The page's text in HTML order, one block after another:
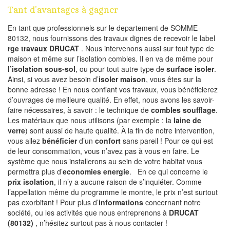
Tant d’avantages à gagner
En tant que professionnels sur le departement de SOMME-
80132, nous fournissons des travaux dignes de recevoir le label
rge travaux DRUCAT . Nous intervenons aussi sur tout type de
maison et même sur l’isolation combles. Il en va de même pour
l’isolation sous-sol, ou pour tout autre type de surface isoler.
Ainsi, si vous avez besoin d’isoler maison, vous êtes sur la
bonne adresse ! En nous confiant vos travaux, vous bénéficierez
d’ouvrages de meilleure qualité. En effet, nous avons les savoir-
faire nécessaires, à savoir : le technique de combles soufflage.
Les matériaux que nous utilisons (par exemple : la laine de
verre) sont aussi de haute qualité. À la fin de notre intervention,
vous allez bénéficierd’un confort sans pareil ! Pour ce qui est
de leur consommation, vous n’avez pas à vous en faire. Le
système que nous installerons au sein de votre habitat vous
permettra plus d’economies energie. En ce qui concerne le
prix isolation, il n’y a aucune raison de s’inquiéter. Comme
l’appellation même du programme le montre, le prix n’est surtout
pas exorbitant ! Pour plus d’informations concernant notre
société, ou les activités que nous entreprenons à DRUCAT
(80132) , n’hésitez surtout pas à nous contacter !